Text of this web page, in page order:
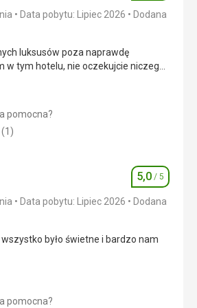
i czysty. Byliśmy bardzo
z obsługi. Basen był
automatycznie przetłumaczona za
5,0/ 5
czysto i bardzo przyjemny spacer
Data pobytu: Lipiec 2026
Dodana
luksusów poza naprawdę
w tym hotelu, nie oczekujcie niczego,
luksusów poza naprawdę
za te pieniądze
1,0/ 5
2,0/ 5
pomocna?
(1)
Ocena
5,0 / 5
Data pobytu: Lipiec 2026
Dodana
było świetne i bardzo nam
było świetne i bardzo nam
pomocna?